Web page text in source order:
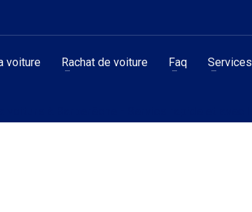
voiture Rachat de voiture Faq Services